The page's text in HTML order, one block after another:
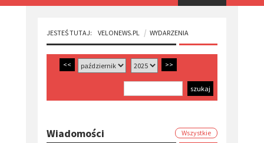
JESTEŚ TUTAJ: VELONEWS.PL WYDARZENIA
<< >>
Wiadomości Wszystkie